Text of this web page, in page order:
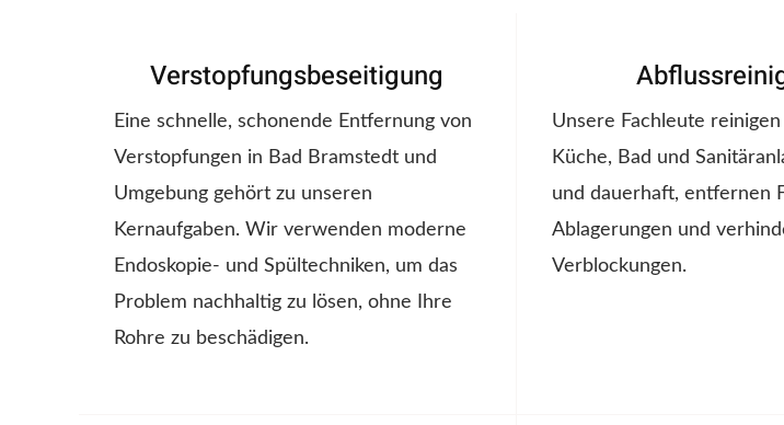
Verstopfungsbeseitigung
Eine schnelle, schonende Entfernung von
Verstopfungen in Bad Bramstedt und
Umgebung gehört zu unseren
Kernaufgaben. Wir verwenden moderne
Endoskopie- und Spültechniken, um das
Problem nachhaltig zu lösen, ohne Ihre
Rohre zu beschädigen.
Unsere Fachleute
Küche, Bad und
und dauerhaft, entfernen
Ablagerungen und
Verblockungen.